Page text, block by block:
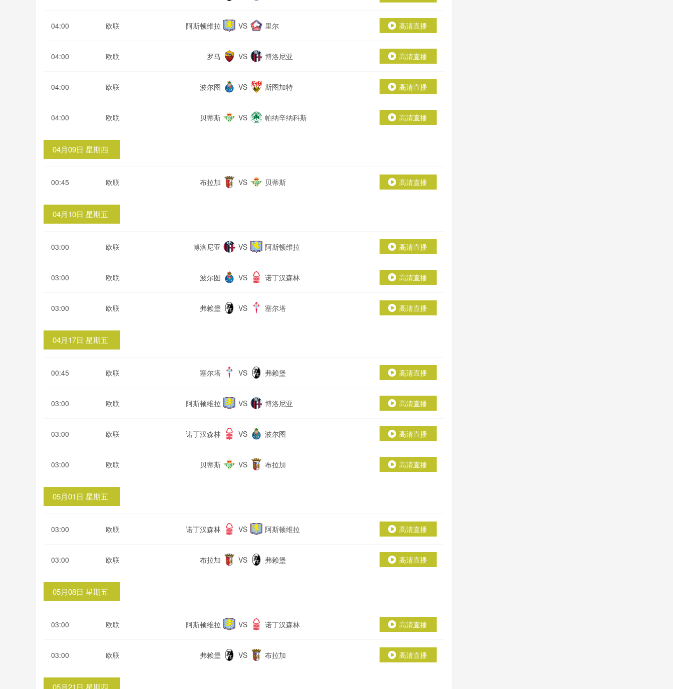
04:00 欧联 阿斯顿维拉 VS 里尔 高清直播
04:00 欧联 罗马 VS 博洛尼亚 高清直播
04:00 欧联 波尔图 VS 斯图加特 高清直播
04:00 欧联 贝蒂斯 VS 帕纳辛纳科斯 高清直播
04月09日 星期四
00:45 欧联 布拉加 VS 贝蒂斯 高清直播
04月10日 星期五
03:00 欧联 博洛尼亚 VS 阿斯顿维拉 高清直播
03:00 欧联 波尔图 VS 诺丁汉森林 高清直播
03:00 欧联 弗赖堡 VS 塞尔塔 高清直播
04月17日 星期五
00:45 欧联 塞尔塔 VS 弗赖堡 高清直播
03:00 欧联 阿斯顿维拉 VS 博洛尼亚 高清直播
03:00 欧联 诺丁汉森林 VS 波尔图 高清直播
03:00 欧联 贝蒂斯 VS 布拉加 高清直播
05月01日 星期五
03:00 欧联 诺丁汉森林 VS 阿斯顿维拉 高清直播
03:00 欧联 布拉加 VS 弗赖堡 高清直播
05月08日 星期五
03:00 欧联 阿斯顿维拉 VS 诺丁汉森林 高清直播
03:00 欧联 弗赖堡 VS 布拉加 高清直播
05月21日 星期四